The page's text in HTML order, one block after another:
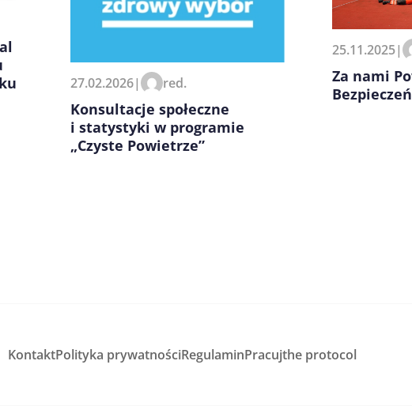
moje dane w tej przeglądarce podczas pisania
27.02.2026| red.
Konsultacje społeczne
i statystyki w programie
„Czyste Powietrze”
25.11.2025|
Za nami
KontaktPolityka prywatnościRegulaminPracujthe protocol